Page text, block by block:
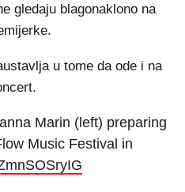
gledaju blagonaklono na
u tome da ode i na
Marin (left) preparing
Music Festival in